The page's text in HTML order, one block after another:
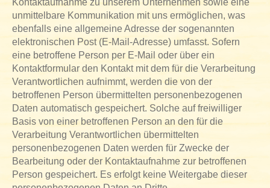
Kontaktaufnahme zu unserem Unternehmen sowie eine
unmittelbare Kommunikation mit uns ermöglichen, was
ebenfalls eine allgemeine Adresse der sogenannten
elektronischen Post (E-Mail-Adresse) umfasst. Sofern
eine betroffene Person per E-Mail oder über ein
Kontaktformular den Kontakt mit dem für die Verarbeitung
Verantwortlichen aufnimmt, werden die von der
betroffenen Person übermittelten personenbezogenen
Daten automatisch gespeichert. Solche auf freiwilliger
Basis von einer betroffenen Person an den für die
Verarbeitung Verantwortlichen übermittelten
personenbezogenen Daten werden für Zwecke der
Bearbeitung oder der Kontaktaufnahme zur betroffenen
Person gespeichert. Es erfolgt keine Weitergabe dieser